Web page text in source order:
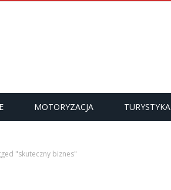
MOTORYZACJA TURYSTYKA
"skuteczny biznes"